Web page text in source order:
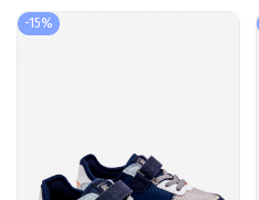
-15%